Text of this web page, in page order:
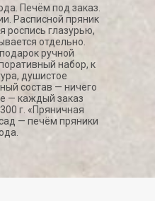
Печём под заказ.
Расписной пряник
роспись глазурью,
отдельно.
ручной
набор, к
душистое
состав — ничего
— каждый заказ
г. «Пряничная
— печём пряники